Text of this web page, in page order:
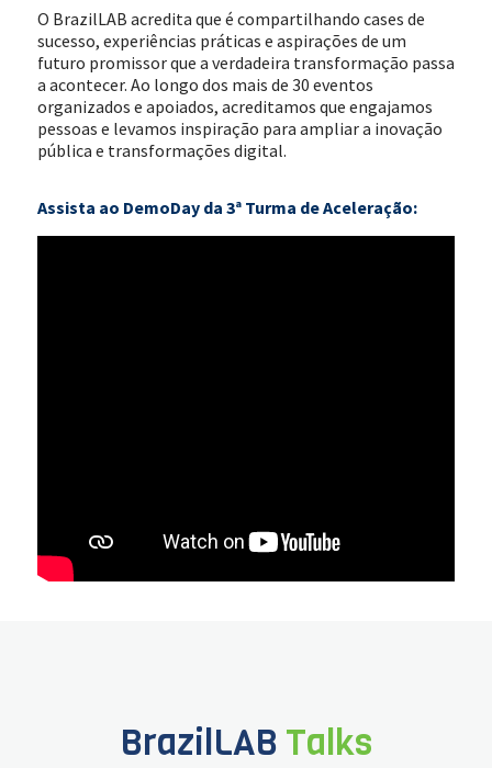
O BrazilLAB acredita que é compartilhando cases de
sucesso, experiências práticas e aspirações de um
futuro promissor que a verdadeira transformação passa
a acontecer. Ao longo dos mais de 30 eventos
organizados e apoiados, acreditamos que engajamos
pessoas e levamos inspiração para ampliar a inovação
pública e transformações digital.
Assista ao DemoDay da 3ª Turma de Aceleração:
BrazilLAB Talks